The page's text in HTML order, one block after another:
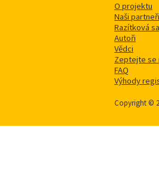
O projektu
Naši partneři
Razítková
Autoři
Vědci
Zeptejte se
FAQ
Výhody
Copyright ©